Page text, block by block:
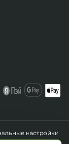
настройки
cookie